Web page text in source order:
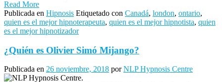
Read More
Publicada en Hipnosis Etiquetado con Canadá, london, ontario,
quien es el mejor hipnoterapeuta, quien es el mejor hipnotista, quien
es el mejor hipnotizador
¿Quién es Olivier Simó Mijango?
Publicada en 26 noviembre, 2018 porNLP Hypnosis Centre